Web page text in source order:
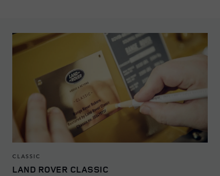
CLASSIC
LAND ROVER CLASSIC